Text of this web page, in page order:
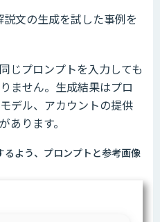
文の生成を試した事例を
じプロンプトを入力しても
ません。生成結果はプロ
デル、アカウントの提供
あります。
るよう、プロンプトと参考画像